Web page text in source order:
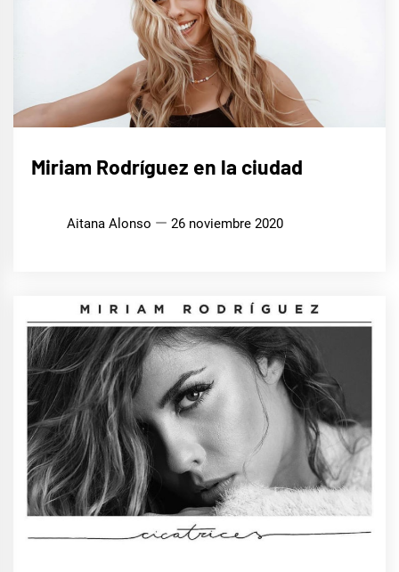
Miriam Rodríguez en la ciudad
Aitana Alonso 26 noviembre 2020